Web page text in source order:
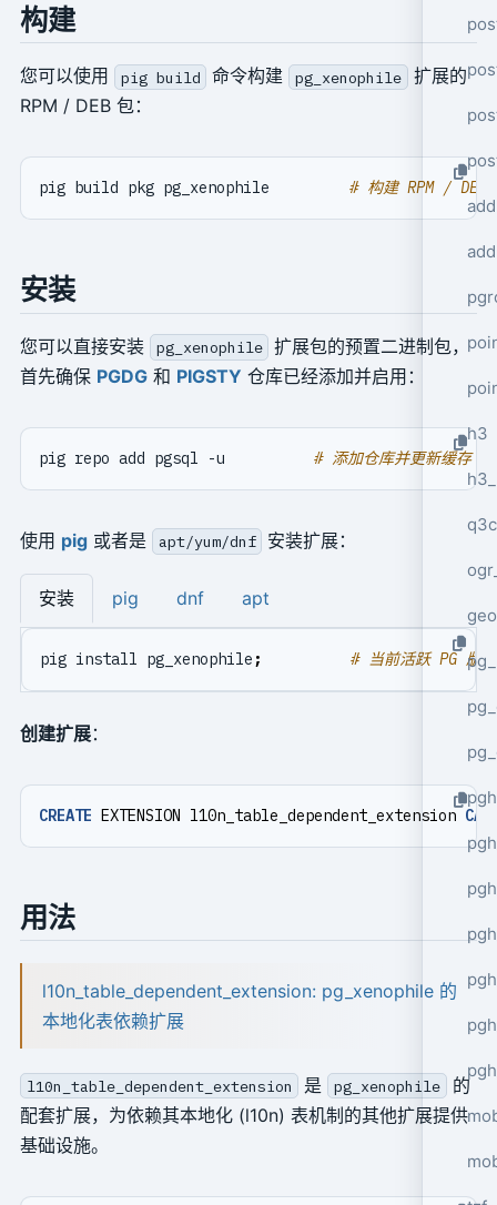
h3
q3c
构建
您可以使用 pig build 命令构建 pg_xenophile
扩展的
RPM / DEB 包：
pig build pkg pg_xenophile # 构建 RPM / DEB
安装
您可以直接安装 pg_xenophile 扩展包的预置二进制包，
首先确保 PGDG和 PIGSTY 仓库已经添加并启用：
pig repo add pgsql -u # 添加仓库并更新缓存
使用 pig或者是 apt/yum/dnf 安装扩展：
安装 pig dnf apt
pig install pg_xenophile ; # 当前活跃 PG 版
创建扩展：
CREATE EXTENSION l10n_table_dependent_extension
用法
l10n_table_dependent_extension: pg_xenophile 的
本地化表依赖扩展
l10n_table_dependent_extension 是 pg_xenophile
的
配套扩展，为依赖其本地化 (l10n) 表机制的其他扩展提供
基础设施。